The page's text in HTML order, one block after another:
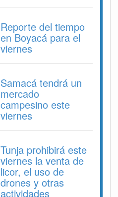
Reporte del tiempo
en Boyacá para el
viernes
Samacá tendrá un
mercado
campesino este
viernes
Tunja prohibirá este
viernes la venta de
licor, el uso de
drones y otras
actividades